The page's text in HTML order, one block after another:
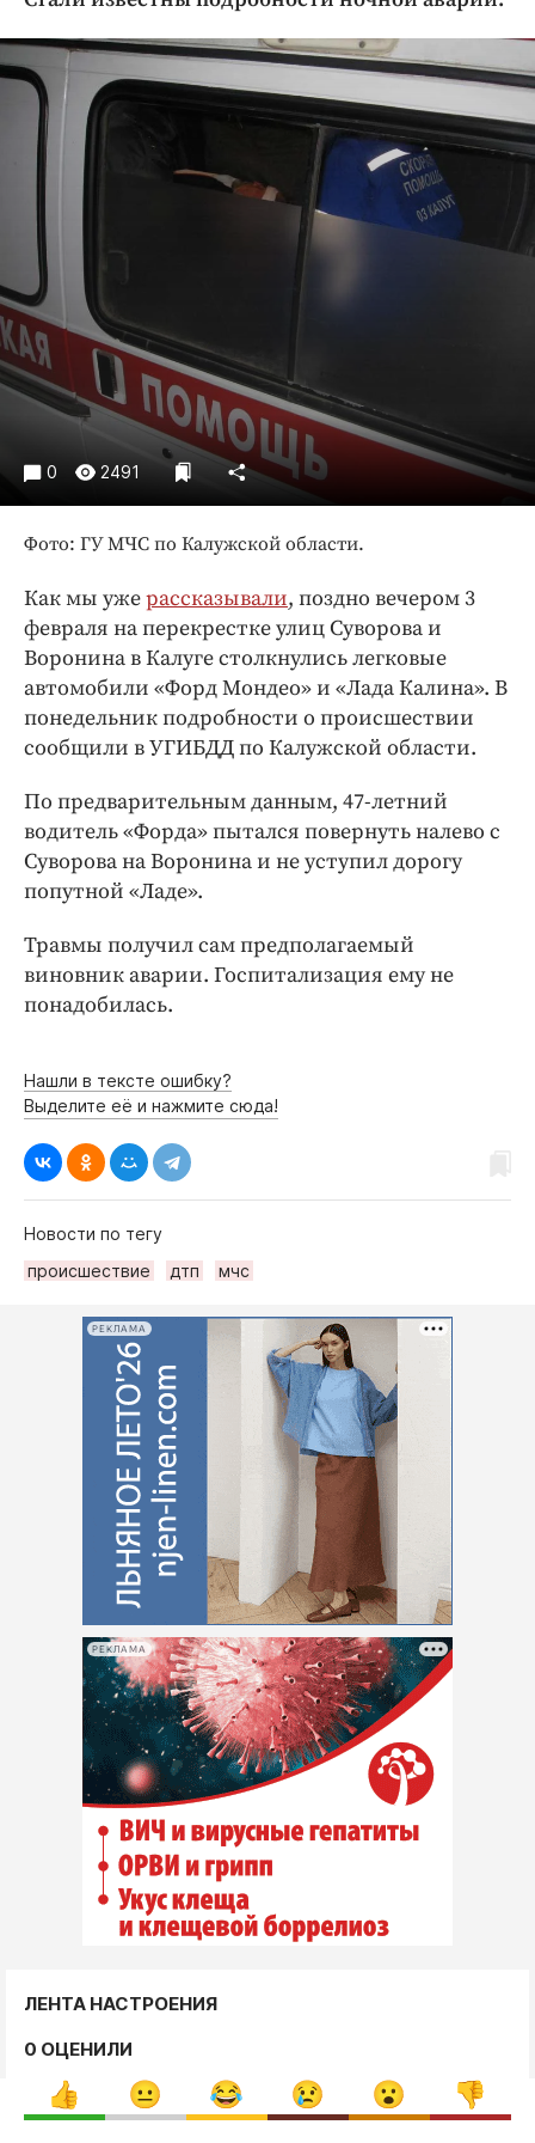
Культура
Недвижимость и ЖКХ
Образование
Общество
Погода
Спорт
Экономика и бизнес
ПРОЕКТЫ
Блоги
Издания
Медиаперсона
Интересное чтиво
Бренд года
Работодатель года
0 2491
Фото: ГУ МЧС по Калужской области.
Как мы ужерассказывали, поздно вечером 3
февраля на перекрестке улиц Суворова и
Воронина в Калуге столкнулись легковые
автомобили «Форд Мондео» и «Лада Калина». В
понедельник подробности о происшествии
сообщили в УГИБДД по Калужской области.
По предварительным данным, 47-летний
водитель «Форда» пытался повернуть налево с
Суворова на Воронина и не уступил дорогу
попутной «Ладе».
Травмы получил сам предполагаемый
виновник аварии. Госпитализация ему не
понадобилась.
Нашли в тексте ошибку?
Выделите её и нажмите сюда!
Новости по тегу
происшествие
дтп мчс
РЕКЛАМА
РЕКЛАМА
ЛЕНТА НАСТРОЕНИЯ
0 ОЦЕНИЛИ